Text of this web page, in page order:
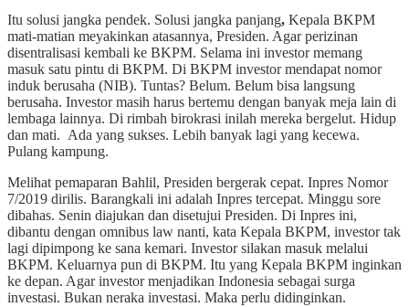
Itu solusi jangka pendek. Solusi jangka panjang, Kepala BKPM
mati-matian meyakinkan atasannya, Presiden. Agar perizinan
disentralisasi kembali ke BKPM. Selama ini investor memang
masuk satu pintu di BKPM. Di BKPM investor mendapat nomor
induk berusaha (NIB). Tuntas? Belum. Belum bisa langsung
berusaha. Investor masih harus bertemu dengan banyak meja lain di
lembaga lainnya. Di rimbah birokrasi inilah mereka bergelut. Hidup
dan mati. Ada yang sukses. Lebih banyak lagi yang kecewa.
Pulang kampung.
Melihat pemaparan Bahlil, Presiden bergerak cepat. Inpres Nomor
7/2019 dirilis. Barangkali ini adalah Inpres tercepat. Minggu sore
dibahas. Senin diajukan dan disetujui Presiden. Di Inpres ini,
dibantu dengan omnibus law nanti, kata Kepala BKPM, investor tak
lagi dipimpong ke sana kemari. Investor silakan masuk melalui
BKPM. Keluarnya pun di BKPM. Itu yang Kepala BKPM inginkan
ke depan. Agar investor menjadikan Indonesia sebagai surga
investasi. Bukan neraka investasi. Maka perlu didinginkan.